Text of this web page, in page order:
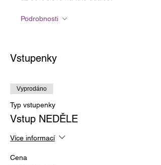
Podrobnosti
Vstupenky
Vyprodáno
Typ vstupenky
Vstup NEDĚLE
Více informací
Cena